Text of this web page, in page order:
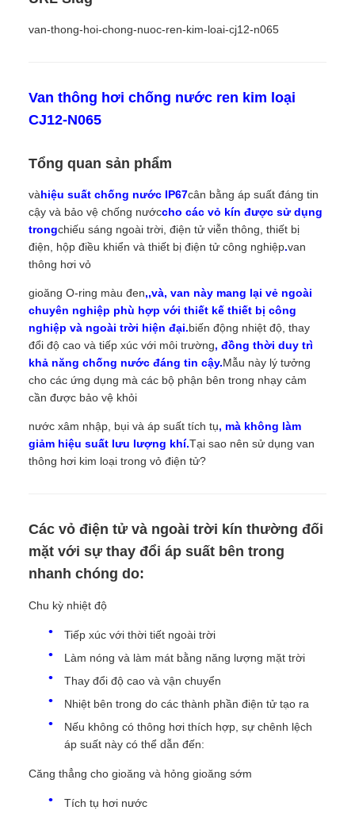
van-thong-hoi-chong-nuoc-ren-kim-loai-cj12-n065
Van thông hơi chống nước ren kim loại
CJ12-N065
Tổng quan sản phẩm
vàhiệu suất chống nước IP67cân bằng áp suất đáng tin
cậy và bảo vệ chống nướccho các vỏ kín được sử dụng
trongchiếu sáng ngoài trời, điện tử viễn thông, thiết bị
điện, hộp điều khiển và thiết bị điện tử công nghiệp.van
thông hơi vỏ
gioăng O-ring màu đen,,và, van này mang lại vẻ ngoài
chuyên nghiệp phù hợp với thiết kế thiết bị công
nghiệp và ngoài trời hiện đại.biến động nhiệt độ, thay
đổi độ cao và tiếp xúc với môi trường, đồng thời duy trì
khả năng chống nước đáng tin cậy.Mẫu này lý tưởng
cho các ứng dụng mà các bộ phận bên trong nhạy cảm
cần được bảo vệ khỏi
nước xâm nhập, bụi và áp suất tích tụ, mà không làm
giảm hiệu suất lưu lượng khí.Tại sao nên sử dụng van
thông hơi kim loại trong vỏ điện tử?
Các vỏ điện tử và ngoài trời kín thường đối
mặt với sự thay đổi áp suất bên trong
nhanh chóng do:
Chu kỳ nhiệt độ
Tiếp xúc với thời tiết ngoài trời
Làm nóng và làm mát bằng năng lượng mặt trời
Thay đổi độ cao và vận chuyển
Nhiệt bên trong do các thành phần điện tử tạo ra
Nếu không có thông hơi thích hợp, sự chênh lệch
áp suất này có thể dẫn đến:
Căng thẳng cho gioăng và hỏng gioăng sớm
Tích tụ hơi nước